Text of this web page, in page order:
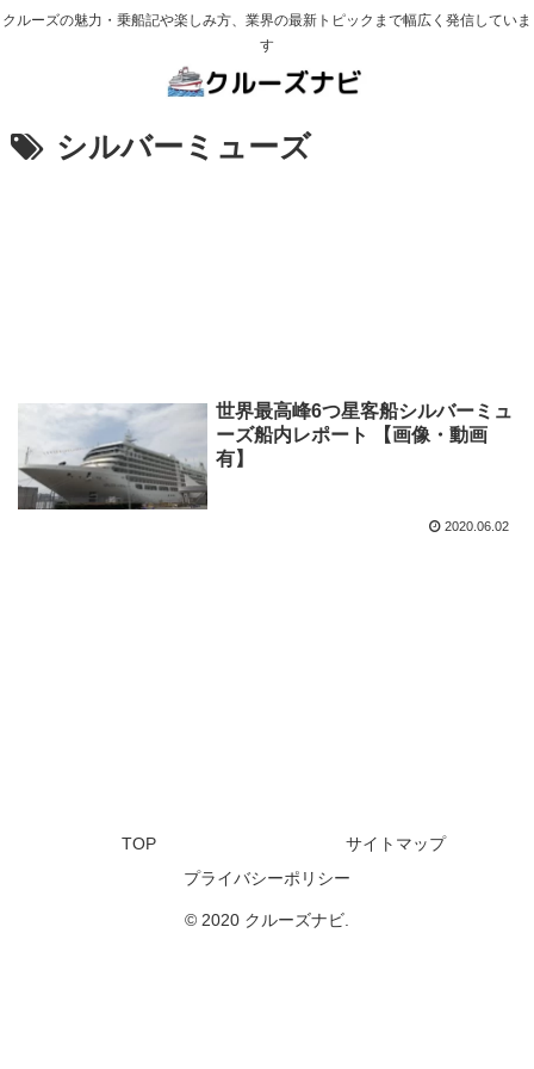
クルーズの魅力・乗船記や楽しみ方、業界の最新トピックまで幅広く発信していま
す
シルバーミューズ
世界最高峰6つ星客船シルバーミュ
ーズ船内レポート 【画像・動画
有】
2020.06.02
TOP
サイトマップ
プライバシーポリシー
© 2020 クルーズナビ.